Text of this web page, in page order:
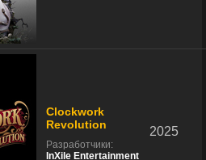
Clockwork
Revolution
Разработчики:
InXile Entertainment
2025